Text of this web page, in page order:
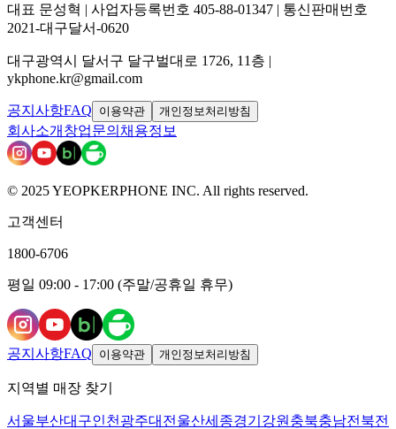
대표 문성혁 | 사업자등록번호 405-88-01347 | 통신판매번호
2021-대구달서-0620
대구광역시 달서구 달구벌대로 1726, 11층 |
ykphone.kr@gmail.com
공지사항FAQ 이용약관 개인정보처리방침
회사소개 창업문의 채용정보
© 2025 YEOPKERPHONE INC. All rights reserved.
고객센터
1800-6706
평일 09:00 - 17:00 (주말/공휴일 휴무)
공지사항FAQ 이용약관 개인정보처리방침
지역별 매장 찾기
서울부산대구인천 광주대전 울산세종경기 강원 충북충남전북전